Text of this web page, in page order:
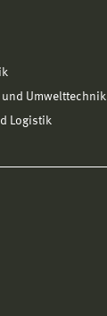
Umwelttechnik
Logistik